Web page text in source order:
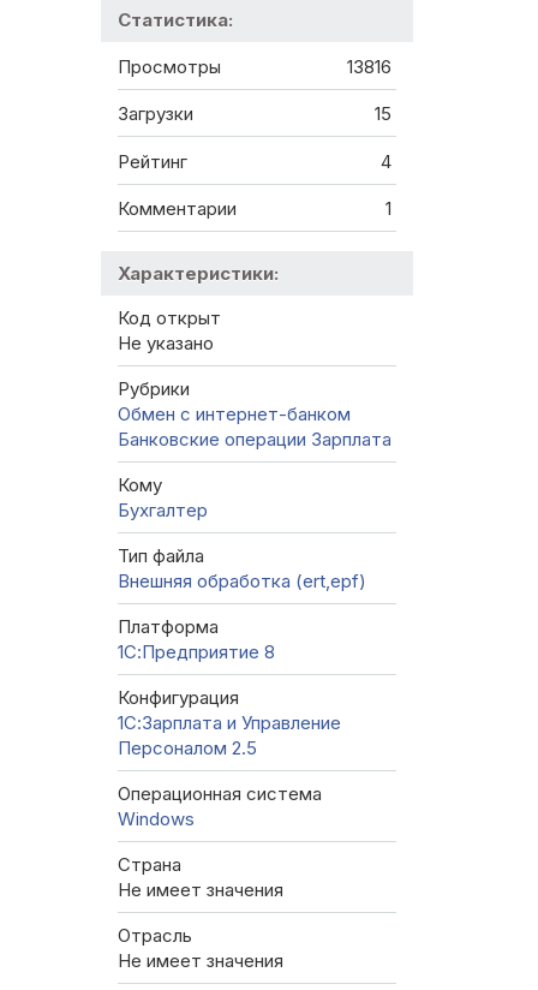
Статистика:
Просмотры 13816
Загрузки 15
Рейтинг 4
Комментарии 1
Характеристики:
Код открыт
Не указано
Рубрики
Обмен с интернет-банком
Банковские операции Зарплата
Кому
Бухгалтер
Тип файла
Внешняя обработка (ert,epf)
Платформа
1С:Предприятие 8
Конфигурация
1С:Зарплата и Управление
Персоналом 2.5
Операционная система
Windows
Страна
Не имеет значения
Отрасль
Не имеет значения